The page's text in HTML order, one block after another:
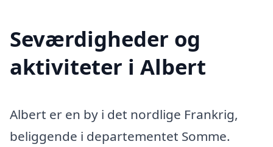
Seværdigheder og
aktiviteter i Albert
Albert er en by i det nordlige Frankrig,
beliggende i departementet Somme.